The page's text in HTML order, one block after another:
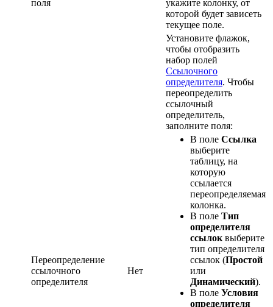
поля
укажите колонку, от
которой будет зависеть
текущее поле.
Переопределение
ссылочного
определителя
Нет
Установите флажок,
чтобы отобразить
набор полей
Ссылочного
определителя. Чтобы
переопределить
ссылочный
определитель,
заполните поля:
В поле Ссылка
выберите
таблицу, на
которую
ссылается
переопределяемая
колонка.
В поле Тип
определителя
ссылок выберите
тип определителя
ссылок (Простой
или
Динамический).
В поле Условия
определителя